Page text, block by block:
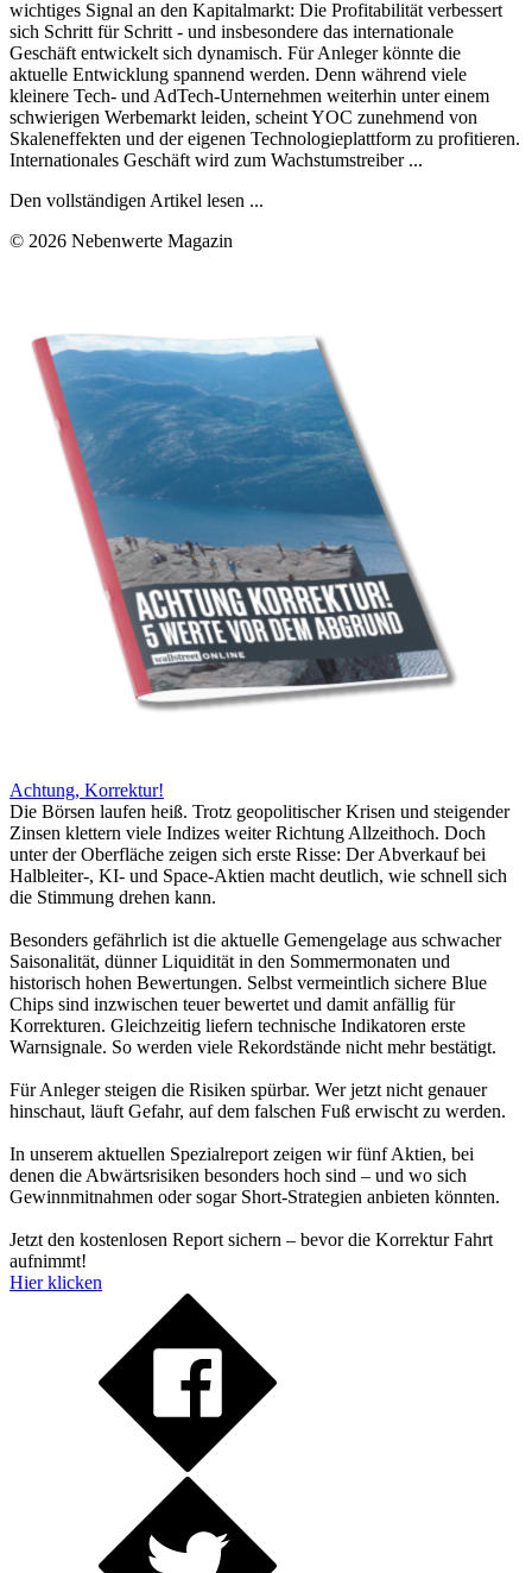
wichtiges Signal an den Kapitalmarkt: Die Profitabilität verbessert
sich Schritt für Schritt - und insbesondere das internationale
Geschäft entwickelt sich dynamisch. Für Anleger könnte die
aktuelle Entwicklung spannend werden. Denn während viele
kleinere Tech- und AdTech-Unternehmen weiterhin unter einem
schwierigen Werbemarkt leiden, scheint YOC zunehmend von
Skaleneffekten und der eigenen Technologieplattform zu profitieren.
Internationales Geschäft wird zum Wachstumstreiber ...
Den vollständigen Artikel lesen ...
© 2026 Nebenwerte Magazin
Achtung, Korrektur!
Die Börsen laufen heiß. Trotz geopolitischer Krisen und steigender
Zinsen klettern viele Indizes weiter Richtung Allzeithoch. Doch
unter der Oberfläche zeigen sich erste Risse: Der Abverkauf bei
Halbleiter-, KI- und Space-Aktien macht deutlich, wie schnell sich
die Stimmung drehen kann.
Besonders gefährlich ist die aktuelle Gemengelage aus schwacher
Saisonalität, dünner Liquidität in den Sommermonaten und
historisch hohen Bewertungen. Selbst vermeintlich sichere Blue
Chips sind inzwischen teuer bewertet und damit anfällig für
Korrekturen. Gleichzeitig liefern technische Indikatoren erste
Warnsignale. So werden viele Rekordstände nicht mehr bestätigt.
Für Anleger steigen die Risiken spürbar. Wer jetzt nicht genauer
hinschaut, läuft Gefahr, auf dem falschen Fuß erwischt zu werden.
In unserem aktuellen Spezialreport zeigen wir fünf Aktien, bei
denen die Abwärtsrisiken besonders hoch sind – und wo sich
Gewinnmitnahmen oder sogar Short-Strategien anbieten könnten.
Jetzt den kostenlosen Report sichern – bevor die Korrektur Fahrt
aufnimmt!
Hier klicken